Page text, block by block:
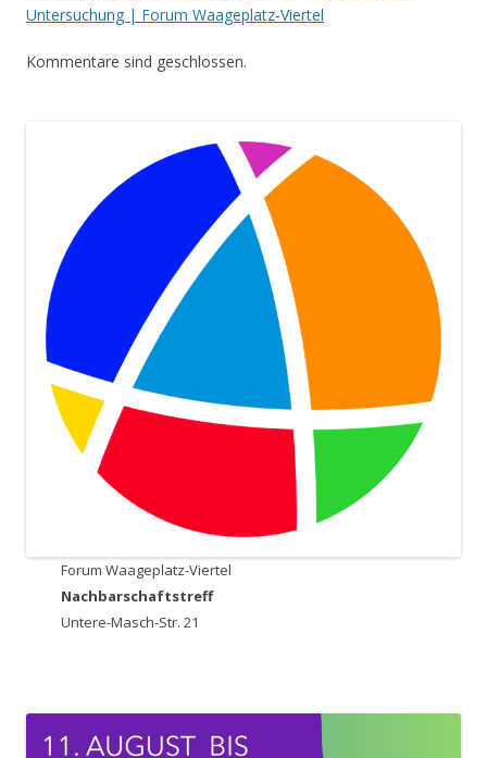
Untersuchung | Forum Waageplatz-Viertel
Kommentare sind geschlossen.
Forum Waageplatz-Viertel
Nachbarschaftstreff
Untere-Masch-Str. 21